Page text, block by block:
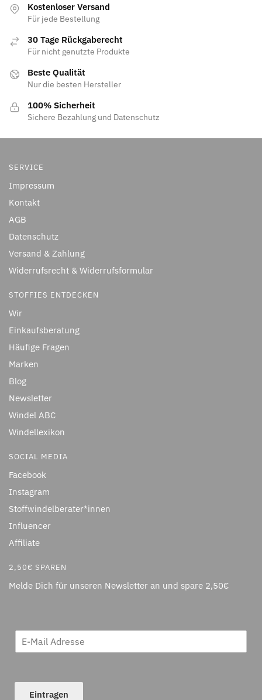
Kostenloser Versand
Für jede Bestellung
30 Tage Rückgaberecht
Für nicht genutzte Produkte
Beste Qualität
Nur die besten Hersteller
100% Sicherheit
Sichere Bezahlung und Datenschutz
SERVICE
Impressum
Kontakt
AGB
Datenschutz
Versand & Zahlung
Widerrufsrecht & Widerrufsformular
STOFFIES ENTDECKEN
Wir
Einkaufsberatung
Häufige Fragen
Marken
Blog
Newsletter
Windel ABC
Windellexikon
SOCIAL MEDIA
Facebook
Instagram
Stoffwindelberater*innen
Influencer
Affiliate
2,50€ SPAREN
Melde Dich für unseren Newsletter an und spare 2,50€
Eintragen